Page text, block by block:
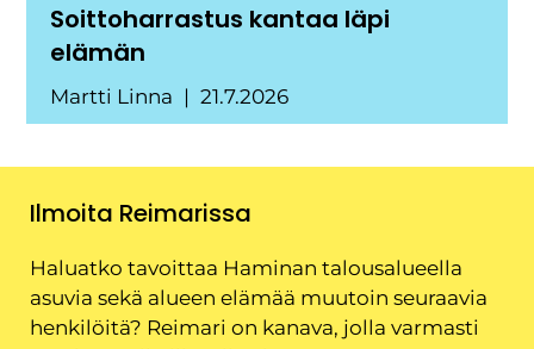
Soittoharrastus kantaa läpi
elämän
Martti Linna 21.7.2026
Ilmoita Reimarissa
Haluatko tavoittaa Haminan talousalueella
asuvia sekä alueen elämää muutoin seuraavia
henkilöitä? Reimari on kanava, jolla varmasti